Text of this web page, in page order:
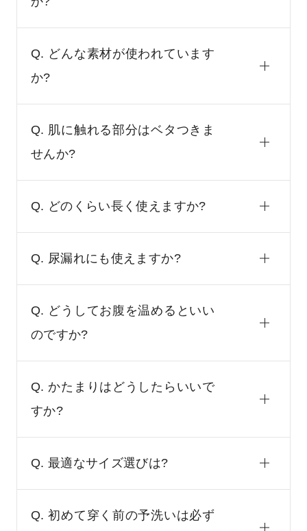
Q. どんな素材が使われています
か?
Q. 肌に触れる部分はベタつきま
せんか?
Q. どのくらい長く使えますか?
Q. 尿漏れにも使えますか?
Q. どうしてお腹を温めるといい
のですか?
Q. かたまりはどうしたらいいで
すか?
Q. 最適なサイズ選びは?
Q. 初めて穿く前の予洗いは必ず